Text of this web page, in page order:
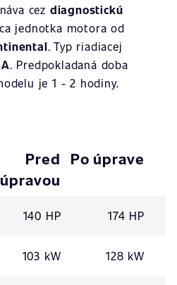
cez diagnostickú
jednotka motora od
. Typ riadiacej
. Predpokladaná doba
je 1 - 2 hodiny.
Pred
úpravou
Po úprave
140 HP 174 HP
103 kW 128 kW